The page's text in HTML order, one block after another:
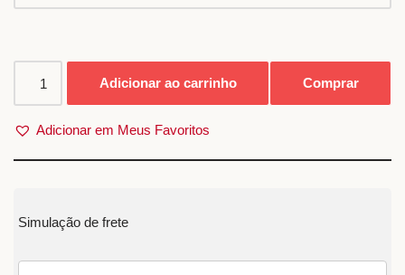
Adicionar ao carrinho Comprar
Adicionar em Meus Favoritos
Simulação de frete